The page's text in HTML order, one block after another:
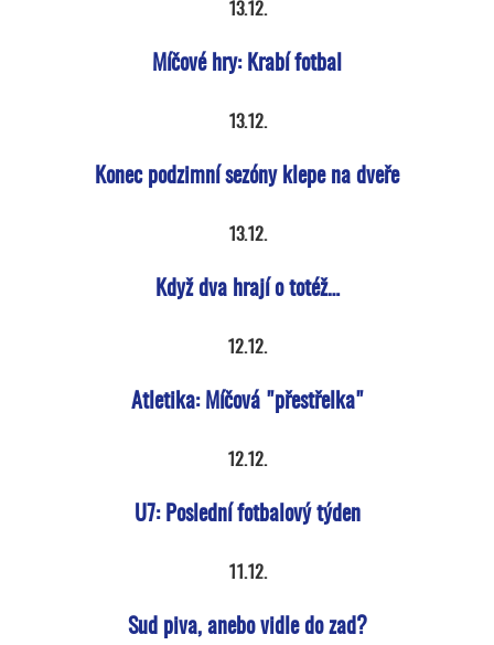
13.12.
Míčové hry: Krabí fotbal
13.12.
Konec podzimní sezóny klepe na dveře
13.12.
Když dva hrají o totéž…
12.12.
Atletika: Míčová "přestřelka"
12.12.
U7: Poslední fotbalový týden
11.12.
Sud piva, anebo vidle do zad?